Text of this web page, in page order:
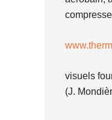
visuels
(J.